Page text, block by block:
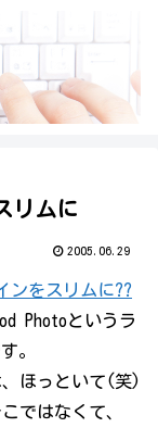
リムに
2005.06.29
ンをスリムに??
Photoというラ
。
ほっといて(笑)
ではなくて、